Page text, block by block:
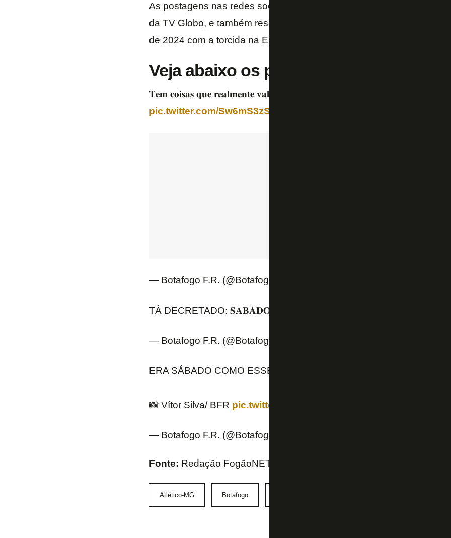
As postagens nas redes sociais fizeram referência à série “
da TV Globo, e também resgataram um vídeo de
de 2024 com a torcida na Enseada de Botafogo segurando uma
Veja abaixo os posts do Botafogo:
𝐓𝐞𝐦 𝐜𝐨𝐢𝐬𝐚𝐬 𝐪𝐮𝐞 𝐫𝐞𝐚𝐥𝐦𝐞𝐧𝐭𝐞 𝐯𝐚𝐥𝐞𝐦 𝐚 𝐩𝐞𝐧𝐚 𝐯𝐞𝐫 𝐝𝐞 𝐧𝐨𝐯𝐨! 😉🌟
pic.twitter.com/Sw6mS3zSWp
— Botafogo F.R. (@Botafogo)
TÁ DECRETADO: 𝐒𝐀𝐁𝐀𝐃𝐎𝐔! 👀
— Botafogo F.R. (@Botafogo)
ERA SÁBADO COMO ESSE 🤔🔥
📸 Vítor Silva/ BFR pic.twitter.com/peHfZN7G8N
— Botafogo F.R. (@Botafogo)
Fonte: Redação FogãoNET
Atlético-MG Botafogo